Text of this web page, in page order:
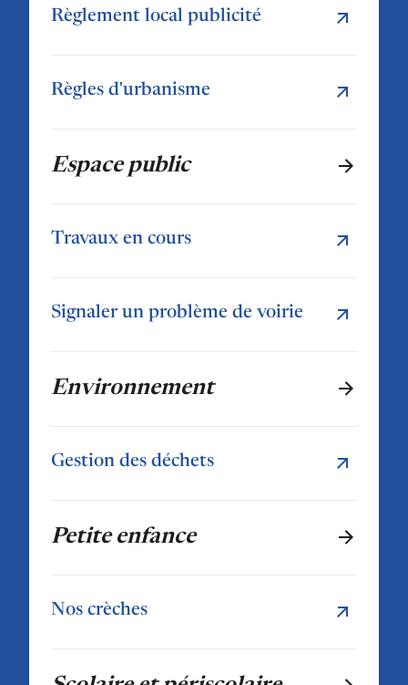
Règlement local publicité
Règles d'urbanisme
Espace public
Travaux en cours
Signaler un problème de voirie
Environnement
Gestion des déchets
Petite enfance
Nos crèches